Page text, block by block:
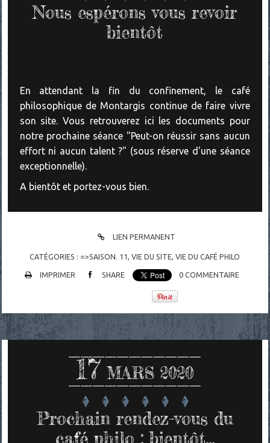
Nous espérons vous revoir
bientôt
En attendant la fin du confinement, le café
philosophique de Montargis continue de faire vivre
son site. Vous retrouverez ici les documents pour
notre prochaine séance "Peut-on réussir sans aucun
effort ni aucun talent ?" (sous réserve d'une séance
exceptionnelle).
A bientôt et portez-vous bien.
LIEN PERMANENT
CATÉGORIES : =>SAISON. 11 ,VIE DU SITE, VIE DU CAFÉ PHILO
IMPRIMER SHARE 0 COMMENTAIRE
17 MARS 2020
Prochain rendez-vous du
café philo : bientôt...